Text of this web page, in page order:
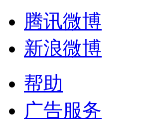
腾讯微博
新浪微博
帮助
广告服务